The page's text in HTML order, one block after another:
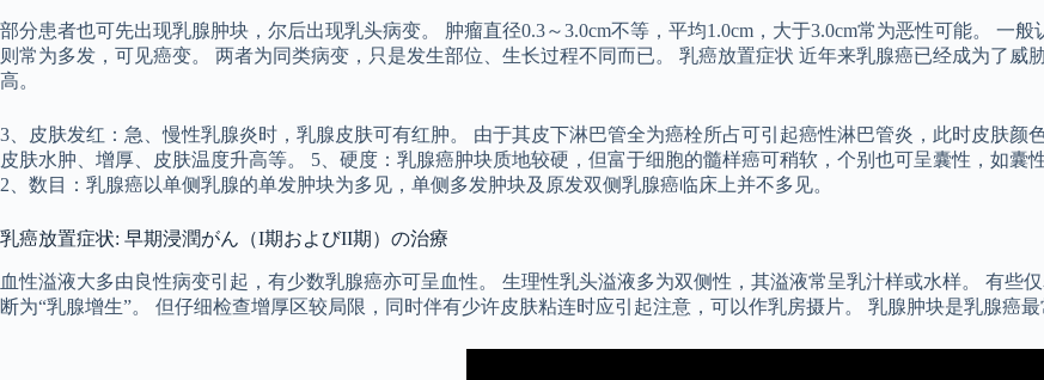
部分患者也可先出现乳腺肿块，尔后出现乳头病变。 肿瘤直径0.3～3.0cm不等，平均1.0cm，大于3.0cm常为恶性可能。 一
则常为多发，可见癌变。 两者为同类病变，只是发生部位、生长过程不同而已。 乳癌放置症状 近年来乳腺癌已经成为了
高。
3、皮肤发红：急、慢性乳腺炎时，乳腺皮肤可有红肿。 由于其皮下淋巴管全为癌栓所占可引起癌性淋巴管炎，此时皮肤
皮肤水肿、增厚、皮肤温度升高等。 5、硬度：乳腺癌肿块质地较硬，但富于细胞的髓样癌可稍软，个别也可呈囊性，如囊
2、数目：乳腺癌以单侧乳腺的单发肿块为多见，单侧多发肿块及原发双侧乳腺癌临床上并不多见。
乳癌放置症状: 早期浸潤がん（I期およびII期）の治療
血性溢液大多由良性病变引起，有少数乳腺癌亦可呈血性。 生理性乳头溢液多为双侧性，其溢液常呈乳汁样或水样。 有些
断为“乳腺增生”。 但仔细检查增厚区较局限，同时伴有少许皮肤粘连时应引起注意，可以作乳房摄片。 乳腺肿块是乳腺癌